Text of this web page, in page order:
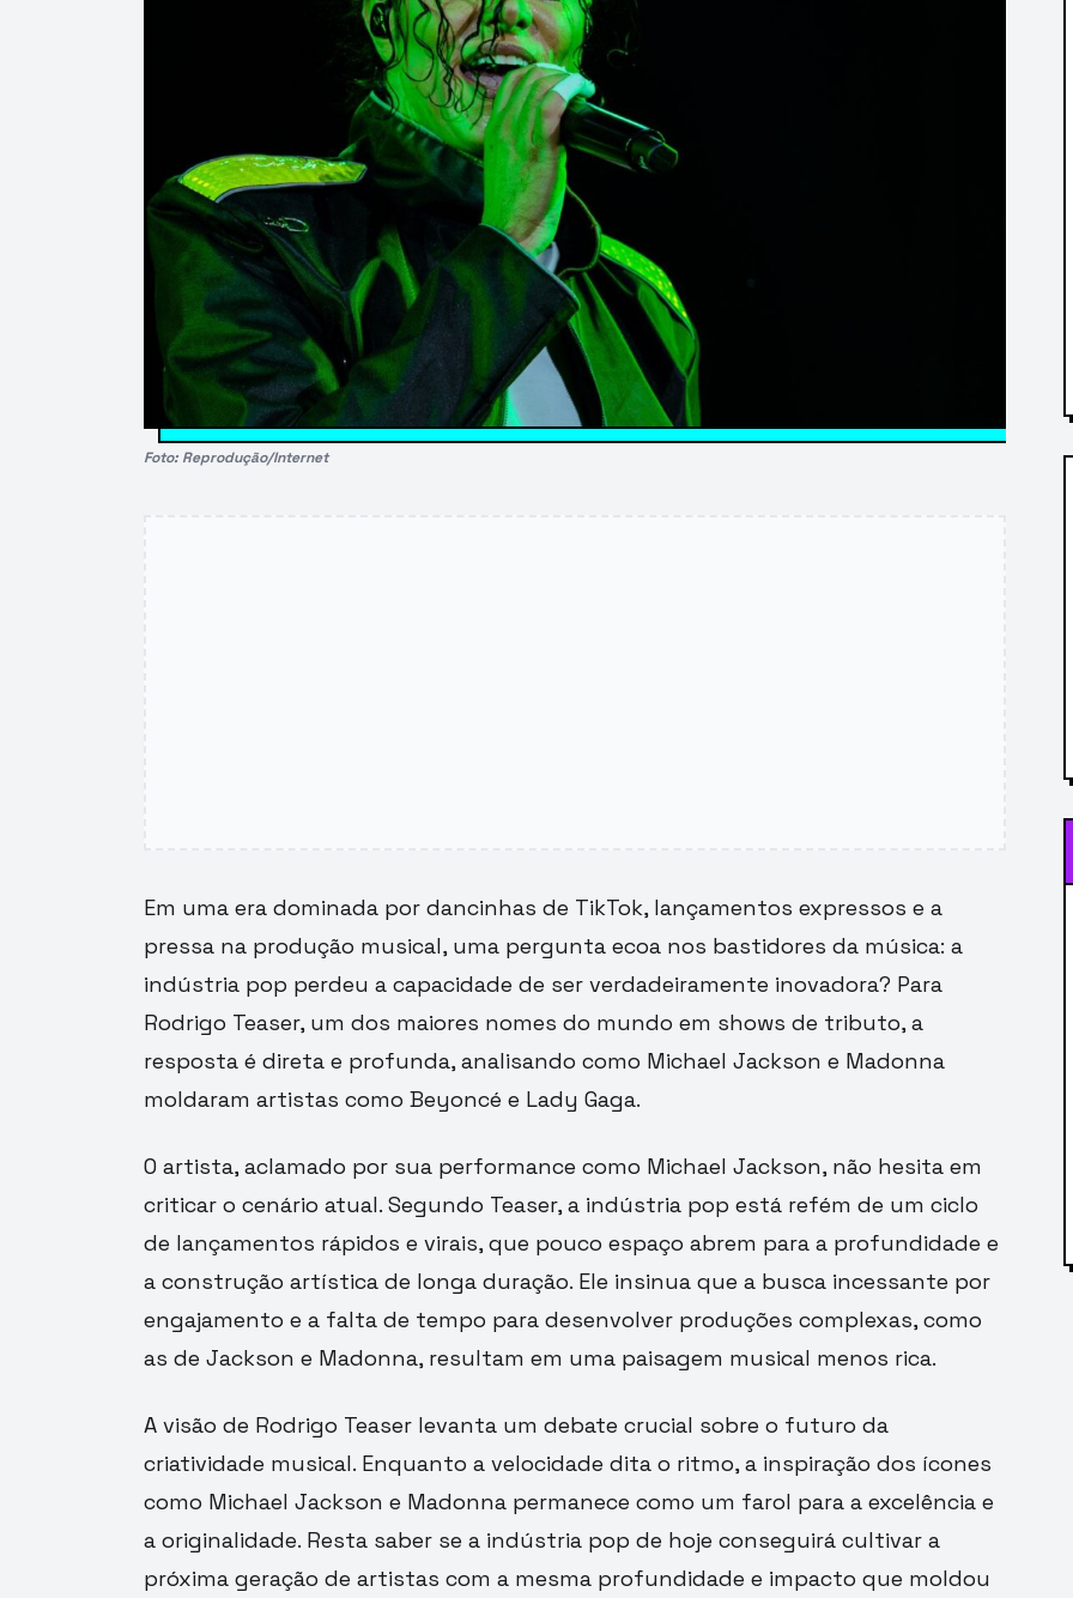
Foto: Reprodução/Internet
Em uma era dominada por dancinhas de TikTok, lançamentos expressos e a
pressa na produção musical, uma pergunta ecoa nos bastidores da música: a
indústria pop perdeu a capacidade de ser verdadeiramente inovadora? Para
Rodrigo Teaser, um dos maiores nomes do mundo em shows de tributo, a
resposta é direta e profunda, analisando como Michael Jackson e Madonna
moldaram artistas como Beyoncé e Lady Gaga.
O artista, aclamado por sua performance como Michael Jackson, não hesita em
criticar o cenário atual. Segundo Teaser, a indústria pop está refém de um ciclo
de lançamentos rápidos e virais, que pouco espaço abrem para a profundidade e
a construção artística de longa duração. Ele insinua que a busca incessante por
engajamento e a falta de tempo para desenvolver produções complexas, como
as de Jackson e Madonna, resultam em uma paisagem musical menos rica.
A visão de Rodrigo Teaser levanta um debate crucial sobre o futuro da
criatividade musical. Enquanto a velocidade dita o ritmo, a inspiração dos ícones
como Michael Jackson e Madonna permanece como um farol para a excelência e
a originalidade. Resta saber se a indústria pop de hoje conseguirá cultivar a
próxima geração de artistas com a mesma profundidade e impacto que moldou